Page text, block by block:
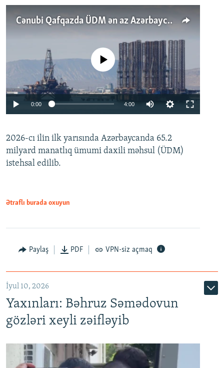
Cənubi Qafqazda ÜDM ən az Azərbaycanda artır: Qonşuları niyə Bakını qabaqlaya bilir?
Auto 240p 360p 480p
No media source currently available
0:00 4:00
360p
480p
2026-cı ilin ilk yarısında Azərbaycanda 65.2
milyard manatlıq ümumi daxili məhsul (ÜDM)
istehsal edilib.
Ətraflı burada oxuyun
Paylaş PDF VPN-siz açmaq
İyul 10, 2026
Yaxınları: Bəhruz Səmədovun
gözləri xeyli zəifləyib